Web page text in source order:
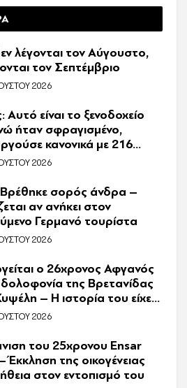
λέγονται τον Αύγουστο,
τον Σεπτέμβριο
2026
Αυτό είναι το ξενοδοχείο
ήταν σφραγισμένο,
κανονικά με 216
– Συνελήφθη η
2026
σορός άνδρα –
αν ανήκει στον
Γερμανό τουρίστα
2026
ο 26χρονος Αφγανός
δολοφονία της Βρετανίδας
– Η ιστορία του είχε
2026
του 25χρονου Ensar
Έκκληση της οικογένειας
στον εντοπισμό του